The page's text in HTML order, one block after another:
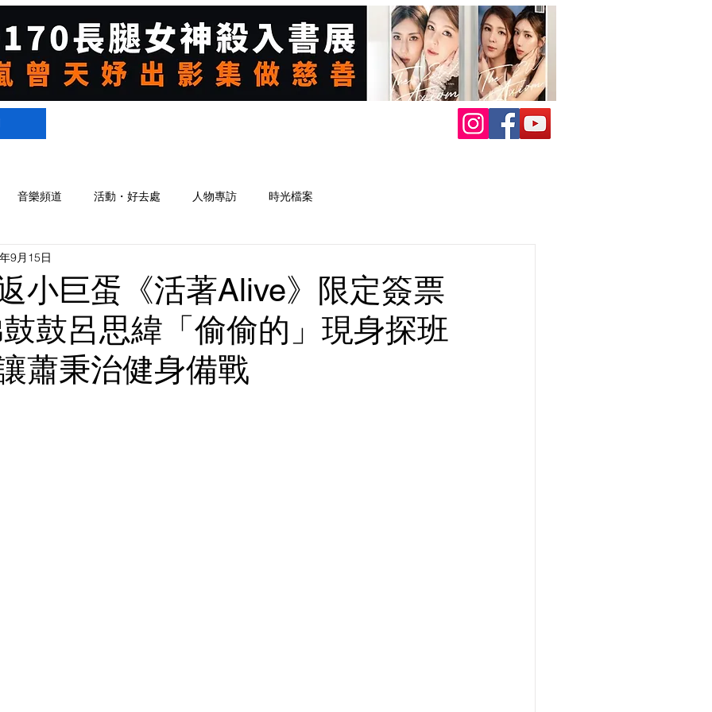
音樂頻道 活動・好去處 人物專訪 時光檔案
小巨蛋《活著Alive》限定簽票
鼓呂思緯「偷偷的」現身探班
蕭秉治健身備戰
9月15日